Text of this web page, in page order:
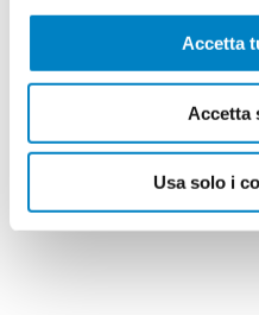
Accetta
Accetta
Usa solo i